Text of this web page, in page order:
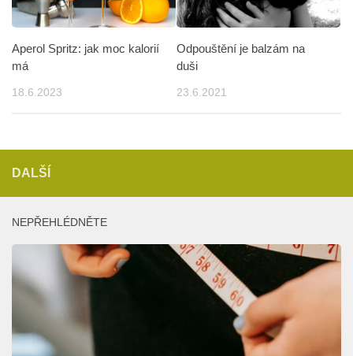
Aperol Spritz: jak moc kalorií
má
18.6.2023
Odpouštění je balzám na
duši
23.6.2021
DALŠÍ
NEPŘEHLÉDNĚTE